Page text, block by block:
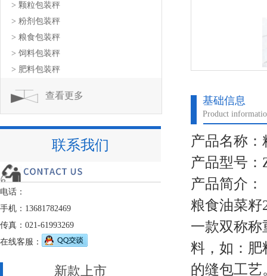
基础信息
Product
产品名称：
产品型号：
产品简介：
粮食油菜籽
一款双称
料，如：肥
的缝包工艺
> 颗粒包装秤
> 粉剂包装秤
> 粮食包装秤
> 饲料包装秤
> 肥料包装秤
查看更多
联系我们
电话：
手机：13681782469
传真：021-61993269
在线客服：
新款上市